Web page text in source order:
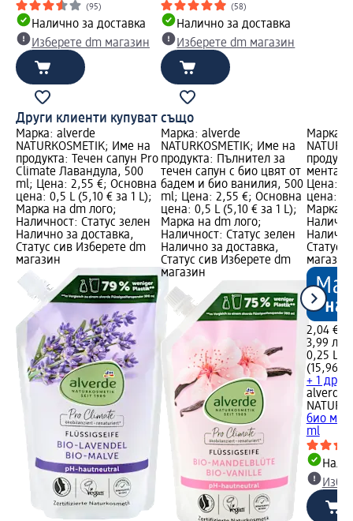
(95)
Налично за доставка
Изберете dm магазин
(58)
Налично за доставка
Изберете dm магазин
Други клиенти купуват също
Марка: alverde
NATURKOSMETIK; Име на
продукта: Течен сапун Pro
Climate Лавандула, 500
ml; Цена: 2,55 €; Основна
цена: 0,5 L (5,10 € за 1 L);
Марка на dm лого;
Наличност: Статус зелен
Налично за доставка,
Статус сив Изберете dm
магазин
Марка: alverde
NATURKOSMETIK; Име на
продукта: Пълнител за
течен сапун с био цвят от
бадем и био ванилия, 500
ml; Цена: 2,55 €; Основна
цена: 0,5 L (5,10 € за 1 L);
Марка на dm лого;
Наличност: Статус зелен
Налично за доставка,
Статус сив Изберете dm
магазин
Марка:
мента и
Цена:
цена:
Марка
Статус
магазин
2,04 €
3,99 лв.
0,25 L
(15,96
+ 1 друг
alverde
био
ml